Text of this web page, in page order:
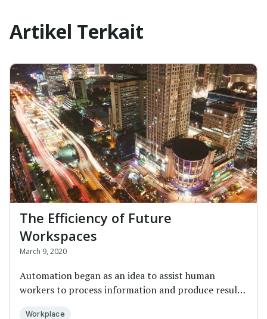
Artikel Terkait
The Efficiency of Future
Workspaces
March 9, 2020
Automation began as an idea to assist human
workers to process information and produce results
Workplace